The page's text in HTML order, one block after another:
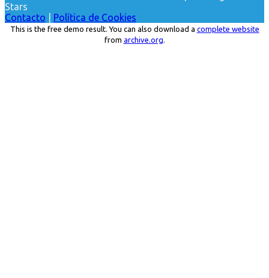
Stars
Contacto
Política de Cookies
This is the free demo result. You can also download a complete website
from archive.org.